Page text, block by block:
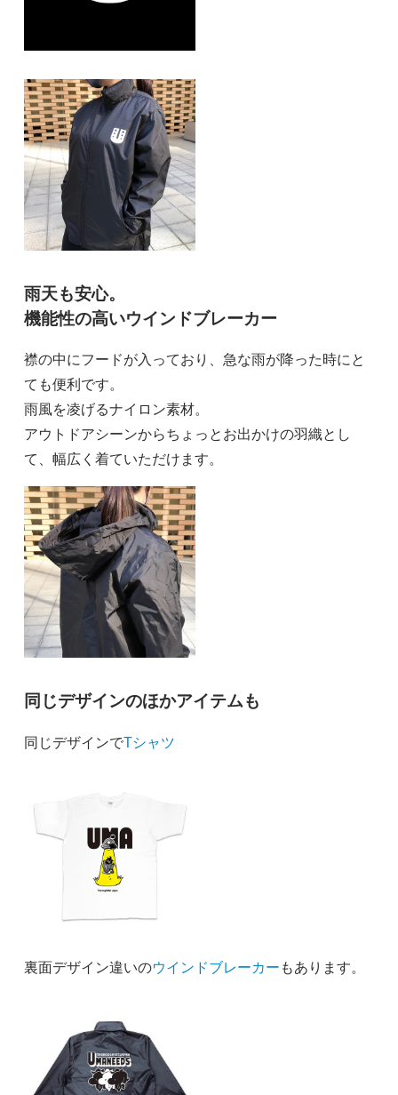
雨天も安心。
機能性の高いウインドブレーカー
襟の中にフードが入っており、急な雨が降った時にと
ても便利です。
雨風を凌げるナイロン素材。
アウトドアシーンからちょっとお出かけの羽織とし
て、幅広く着ていただけます。
同じデザインのほかアイテムも
同じデザインでTシャツ
裏面デザイン違いのウインドブレーカー もあります。